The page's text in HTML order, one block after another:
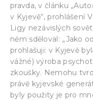
pravda, v článku
v Kyjevě“, prohlášení
Ligy nezávislých
něm sděloval: „Jako
prohlašuji: v Kyjevě
vážné) výroba
zkoušky. Nemohu
právě kyjevské
byly použity je pro